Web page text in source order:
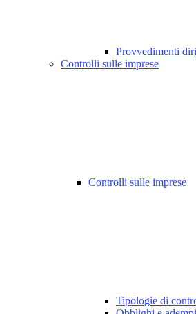
Provvedimenti
Controlli sulle imprese
Controlli sulle imprese
Tipologie di